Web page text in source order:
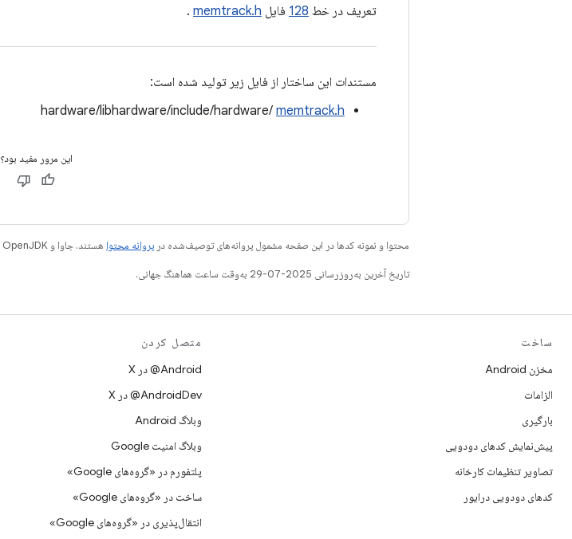
تعریف در خط 128 فایل memtrack.h
.
مستندات این ساختار از فایل زیر تولید شده است:
hardware/libhardware/include/hardware/ memtrack.h
این مرور مفید بود؟
محتوا و نمونه کدها در این صفحه مشمول پروانه‌های توصیف‌شده در پروانه محتوا هستند. جاوا و OpenJDK علامت‌های تجاری یا علامت‌های تجاری ثبت‌شده Oracle و/یا وابسته‌های آن هستند.
تاریخ آخرین به‌روزرسانی 2025-07-29 به‌وقت ساعت هماهنگ جهانی.
ساخت
مخزن Android
الزامات
بارگیری
پیش‌نمایش کدهای دودویی
تصاویر تنظیمات کارخانه
کدهای دودویی درایور
متصل کردن
‫‎@Android در X
‫‎@AndroidDev در X
وبلاگ Android
وبلاگ امنیت Google
پلتفورم در «گروه‌های Google»
ساخت در «گروه‌های Google»
انتقال‌پذیری در «گروه‌های Google»